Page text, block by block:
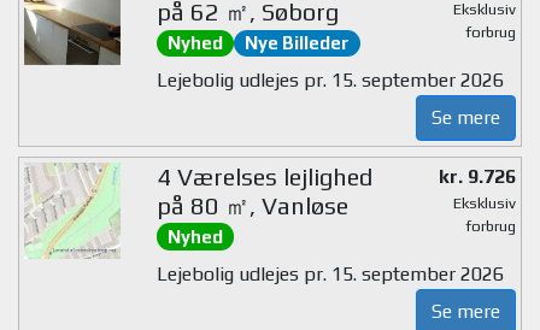
på 62 ㎡, Søborg
Nyhed Nye Billeder
Eksklusiv
forbrug
Lejebolig udlejes pr. 15. september 2026
Se mere
4 Værelses lejlighed
på 80 ㎡, Vanløse
Nyhed
kr. 9.726
Eksklusiv
forbrug
Lejebolig udlejes pr. 15. september 2026
Se mere